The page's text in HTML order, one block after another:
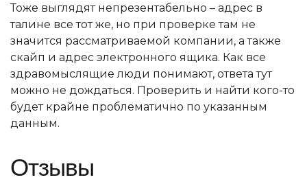
Тоже выглядят непрезентабельно – адрес в
талине все тот же, но при проверке там не
значится рассматриваемой компании, а также
скайп и адрес электронного ящика. Как все
здравомыслящие люди понимают, ответа тут
можно не дождаться. Проверить и найти кого-то
будет крайне проблематично по указанным
данным.
Отзывы